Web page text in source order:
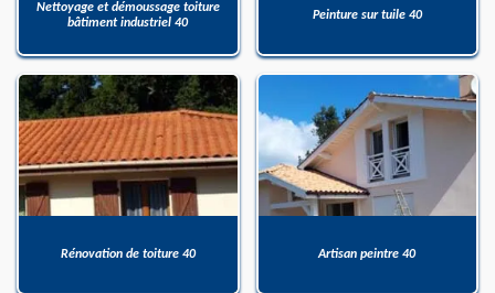
Nettoyage et démoussage toiture
bâtiment industriel 40
Peinture sur tuile 40
Rénovation de toiture 40 Artisan peintre 40